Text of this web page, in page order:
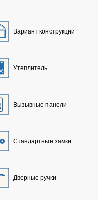
Вариант конструкции
Утеплитель
Вызывные панели
Стандартные замки
Дверные ручки